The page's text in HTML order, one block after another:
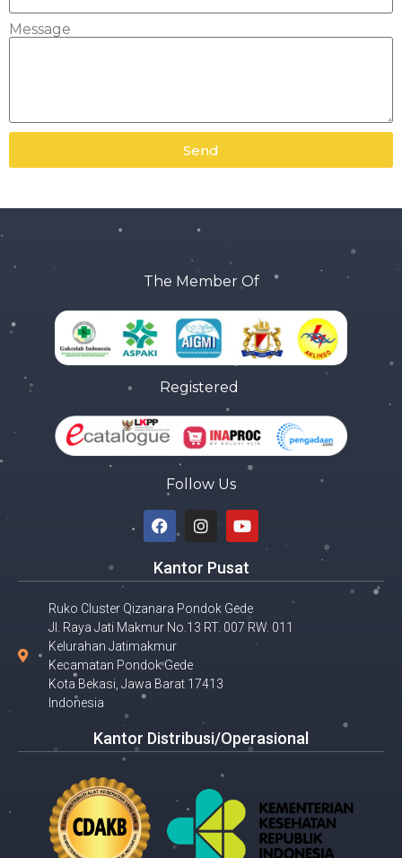
Message
Send
The Member Of
Registered
Follow Us
Kantor Pusat
Ruko Cluster Qizanara Pondok Gede
Jl. Raya Jati Makmur No.13 RT. 007 RW. 011
Kelurahan Jatimakmur
Kecamatan Pondok Gede
Kota Bekasi, Jawa Barat 17413
Indonesia
Kantor Distribusi/Operasional